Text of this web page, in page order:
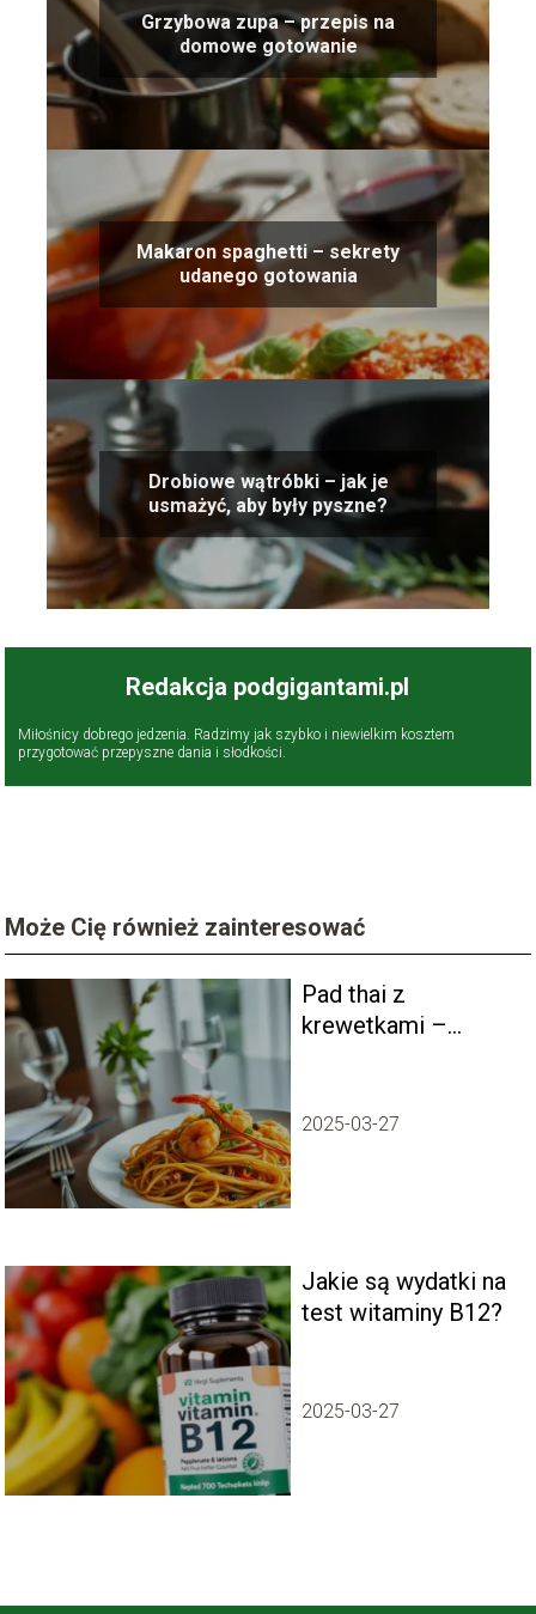
Grzybowa zupa – przepis na
domowe gotowanie
Makaron spaghetti – sekrety
udanego gotowania
Drobiowe wątróbki – jak je
usmażyć, aby były pyszne?
Redakcja podgigantami.pl
Miłośnicy dobrego jedzenia. Radzimy jak szybko i niewielkim kosztem
przygotować przepyszne dania i słodkości.
Może Cię również zainteresować
Pad thai z
krewetkami –
2025-03-27
Jakie są wydatki na
test witaminy B12?
2025-03-27